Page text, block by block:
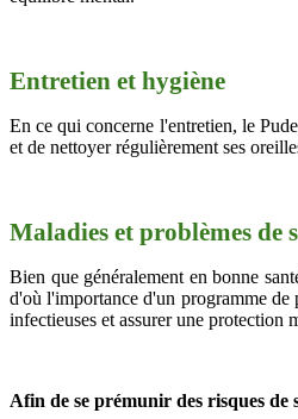
Entretien et hygiène
En ce qui concerne l'entretien, le
et de nettoyer régulièrement ses
Maladies et problèmes de
Bien que généralement en bonne
d'où l'importance d'un programme de
infectieuses et assurer une protection
Afin de se prémunir des risques de